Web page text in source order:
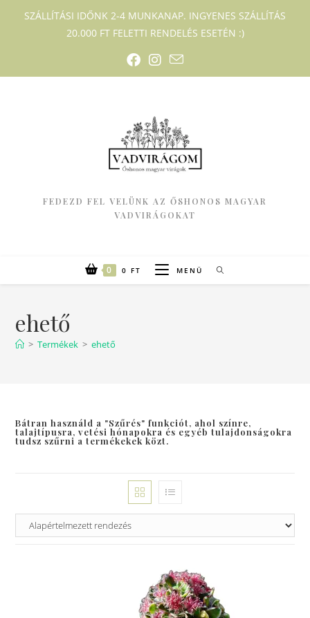
SZÁLLÍTÁSI IDŐNK 2-4 MUNKANAP. INGYENES SZÁLLÍTÁS
20.000 FT FELETTI RENDELÉS ESETÉN :)
FEDEZD FEL VELÜNK AZ ŐSHONOS MAGYAR
VADVIRÁGOKAT
0 0 FT MENÜ
ehető
> Termékek > ehető
Bátran használd a "Szűrés" funkciót, ahol színre,
talajtípusra, vetési hónapokra és egyéb tulajdonságokra
tudsz szűrni a termékekek közt.